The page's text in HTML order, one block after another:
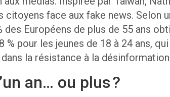
face aux fake news. Selon
des Européens de plus de 55 ans
% pour les jeunes de 18 à 24 ans,
la résistance à la
an… ou plus ?